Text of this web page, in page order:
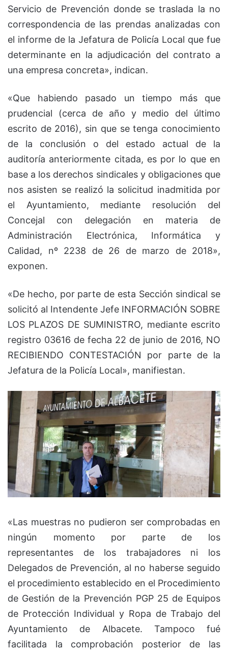
Servicio de Prevención donde se traslada la no
correspondencia de las prendas analizadas con
el informe de la Jefatura de Policía Local que fue
determinante en la adjudicación del contrato a
una empresa concreta», indican.
«Que habiendo pasado un tiempo más que
prudencial (cerca de año y medio del último
escrito de 2016), sin que se tenga conocimiento
de la conclusión o del estado actual de la
auditoría anteriormente citada, es por lo que en
base a los derechos sindicales y obligaciones que
nos asisten se realizó la solicitud inadmitida por
el Ayuntamiento, mediante resolución del
Concejal con delegación en materia de
Administración Electrónica, Informática y
Calidad, nº 2238 de 26 de marzo de 2018»,
exponen.
«De hecho, por parte de esta Sección sindical se
solicitó al Intendente Jefe INFORMACIÓN SOBRE
LOS PLAZOS DE SUMINISTRO, mediante escrito
registro 03616 de fecha 22 de junio de 2016, NO
RECIBIENDO CONTESTACIÓN por parte de la
Jefatura de la Policía Local», manifiestan.
«Las muestras no pudieron ser comprobadas en
ningún momento por parte de los
representantes de los trabajadores ni los
Delegados de Prevención, al no haberse seguido
el procedimiento establecido en el Procedimiento
de Gestión de la Prevención PGP 25 de Equipos
de Protección Individual y Ropa de Trabajo del
Ayuntamiento de Albacete. Tampoco fué
facilitada la comprobación posterior de las